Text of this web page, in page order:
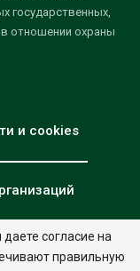
государственных,
отношении охраны
и cookies
Дизайн:nia.eco
согласие на
правильную